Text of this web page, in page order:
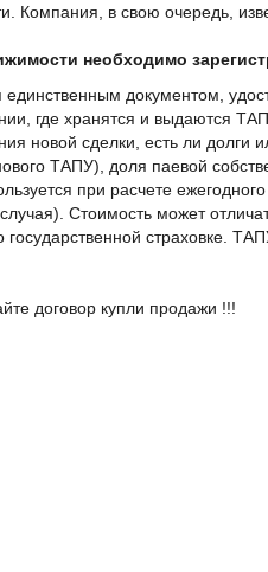
Компания, в свою очередь,
необходимо
единственным документом,
где хранятся и выдаются
новой сделки, есть ли долги
ТАПУ), доля паевой
при расчете
Стоимость может
страховке.
договор купли продажи !!!